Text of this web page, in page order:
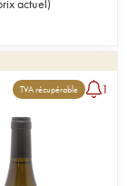
actuel)
TVA récupérable 1